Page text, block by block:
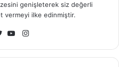
genişleterek siz değerli
vermeyi ilke edinmiştir.
w
o
I
s